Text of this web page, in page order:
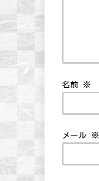
名前 ※
メール ※